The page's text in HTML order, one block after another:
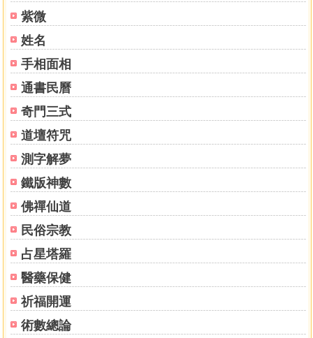
紫微
姓名
手相面相
通書民曆
奇門三式
道壇符咒
測字解夢
鐵版神數
佛禪仙道
民俗宗教
占星塔羅
醫藥保健
祈福開運
術數總論
祿馬配印格
日月同臨格
刑囚夾印格
文星夾命格
文星拱命格
科明暗祿格
金輿扶駕格
生不逢時
祿逢兩煞
馬落空亡
日月藏輝
財與囚仇
一生孤貧
小人據位
兩重華蓋
風雲際會
錦上添花
祿衰馬困
衣錦還鄉
步數無依